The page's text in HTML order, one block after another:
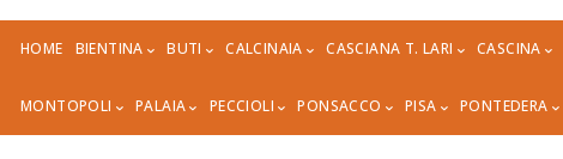
HOME BIENTINA BUTI CALCINAIA CASCIANA T. LARI CASCINA
MONTOPOLI PALAIA PECCIOLI PONSACCO PISA PONTEDERA